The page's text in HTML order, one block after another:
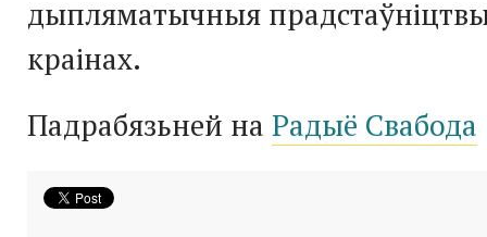
дыпляматычныя
краінах.
Падрабязьней на Радыё Свабода